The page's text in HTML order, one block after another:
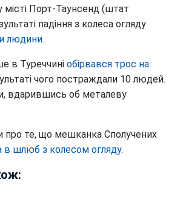
Порт-Таунсенд (штат
падіння з колеса огляду
людини.
в Туреччині обірвався трос на
чого постраждали 10 людей.
вдарившись об металеву
про те, що мешканка Сполучених
в шлюб з колесом огляду.